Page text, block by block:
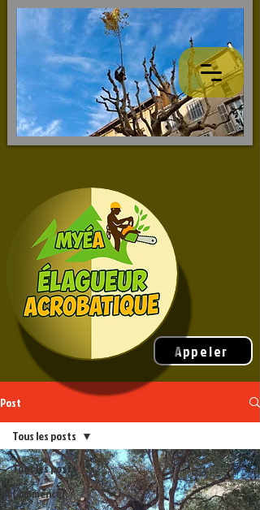
Appeler
Post
Tous les posts
Commencer
Tous les posts